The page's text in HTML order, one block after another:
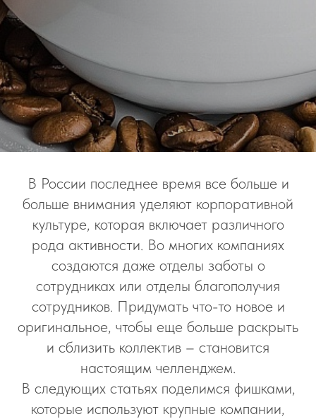
В России последнее время все больше и
больше внимания уделяют корпоративной
культуре, которая включает различного
рода активности. Во многих компаниях
создаются даже отделы заботы о
сотрудниках или отделы благополучия
сотрудников. Придумать что-то новое и
оригинальное, чтобы еще больше раскрыть
и сблизить коллектив – становится
настоящим челленджем.
В следующих статьях поделимся фишками,
которые используют крупные компании,